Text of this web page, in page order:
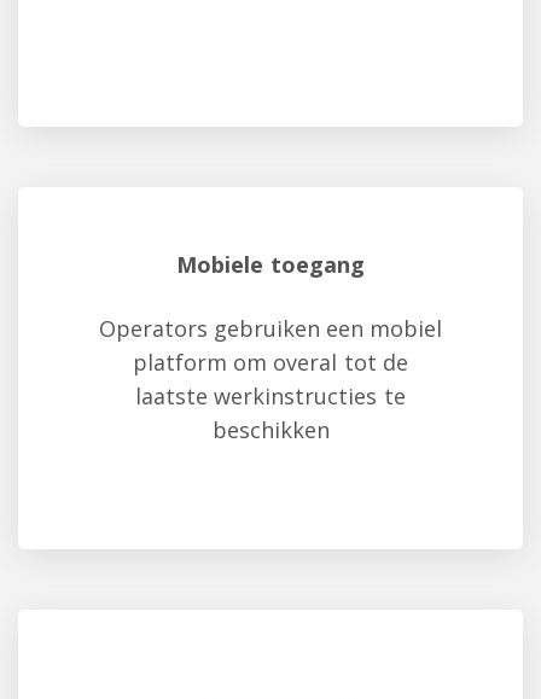
Mobiele toegang
Operators gebruiken een mobiel
platform om overal tot de
laatste werkinstructies te
beschikken